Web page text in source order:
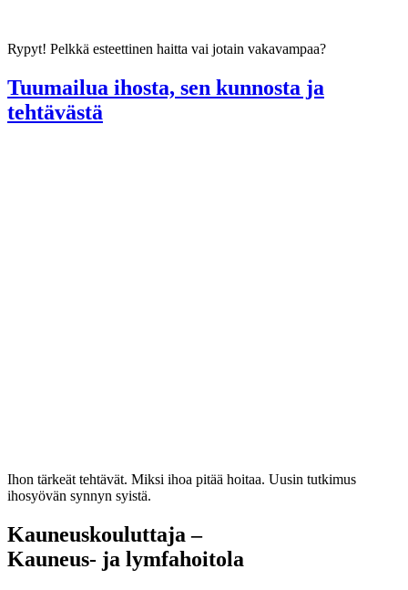
Rypyt! Pelkkä esteettinen haitta vai jotain vakavampaa?
Tuumailua ihosta, sen kunnosta ja
tehtävästä
Ihon tärkeät tehtävät. Miksi ihoa pitää hoitaa. Uusin tutkimus
ihosyövän synnyn syistä.
Kauneuskouluttaja –
Kauneus- ja lymfahoitola